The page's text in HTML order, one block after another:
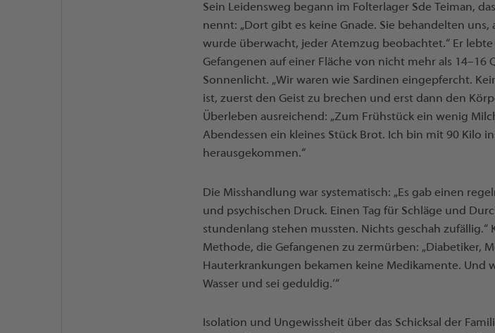
Sein Leidensweg begann im Folterlager Sde Teiman,
nennt: „Dort gibt es keine Gnade. Sie behandelten
wurde überwacht, jeder Atemzug beobachtet.“ Er
Gefangenen auf einer Fläche von nicht mehr als
Sonnenlicht. „Wir waren wie Sardinen eingepfercht.
ist, zuerst den Geist zu brechen und erst dann den
Überleben ausreichend: „Zum Frühstück ein wenig
Abendessen ein kleines Stück Brot. Ich bin mit 90 Kilo
herausgekommen.“
Die Misshandlung war systematisch: „Es gab einen
und psychischen Druck. Einen Tag für Schläge und
stundenlang stehen mussten. Nichts geschah
Methode, die Gefangenen zu zermürben: „Diabetiker,
Hauterkrankungen bekamen keine Medikamente. Und
Wasser und sei geduldig.‘“
Isolation und Ungewissheit über das Schicksal der